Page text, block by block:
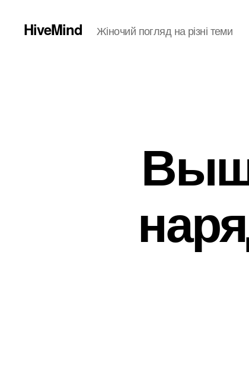
HiveMind Жіночий погляд на різні теми